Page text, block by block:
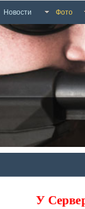
Новости Фото
У